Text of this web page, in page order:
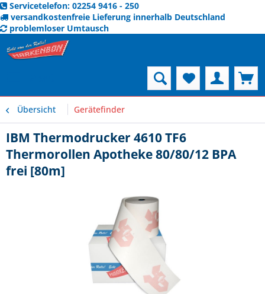
Servicetelefon: 02254 9416 - 250
versandkostenfreie Lieferung innerhalb Deutschland
problemloser Umtausch
Übersicht Gerätefinder
IBM Thermodrucker 4610 TF6
Thermorollen Apotheke 80/80/12 BPA
frei [80m]